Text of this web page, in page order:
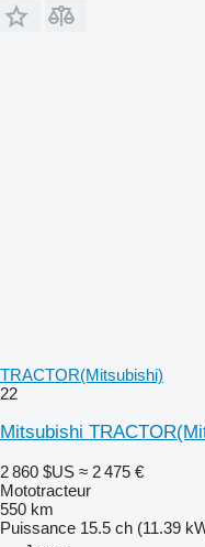
TRACTOR(Mitsubishi)
22
Mitsubishi
2 860 $US ≈ 2 475 €
Mototracteur
550 km
Puissance 15.5 ch (11.39